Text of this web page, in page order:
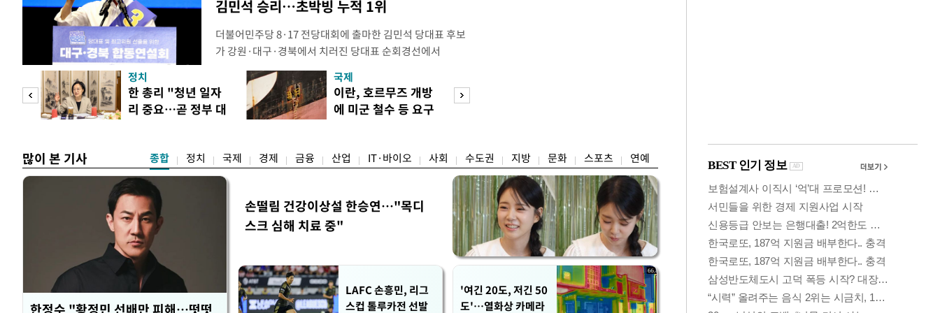
김민석 승리…초박빙 누적 1위
더불어민주당 8·17 전당대회에 출마한 김민석 당대표 후보
가 강원·대구·경북에서 치러진 당대표 순회경선에서
48.54%(1만8977표)를 얻어 상대 경쟁주자인 정청래 후보
를 1622표(4.14%p) 차로 제치고 1위를 차지했다. 전날 제주
·인천 권리당원 투표에서도 김 후보가 앞섰다. 이에 따라 누
적 합산(가중치 미반영)에서도 김 후보(46.01%)가 1위로
피
정치
한 총리 "청년 일자
리 중요…곧 정부 대
국제
이란, 호르무즈 개방
에 미군 철수 등 요구
많이 본 기사 종합 정치 국제 경제 금융 산업 IT·바이오 사회 수도권 지방 문화 스포츠 연예
한정수 "황정민 선배만 피해…떳떳
손떨림 건강이상설 한승연…"목디
스크 심해 치료 중"
LAFC 손흥민, 리그
스컵 톨루카전 선발
'여긴 20도, 저긴 50
도'…열화상 카메라